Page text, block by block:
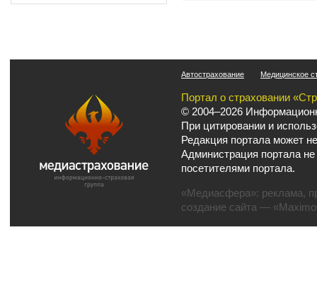
Автострахование Медицинское
Портал о страховании
© 2004–2026
При цитировании и
Редакция портала может
Администрация портала
посетителями портала.
«Медиасфера»: реклама,
создание сайта —